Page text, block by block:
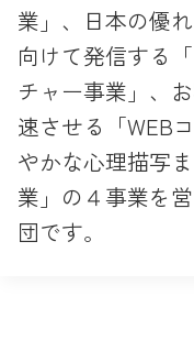
業」、日本の優
向けて発信する
チャー事業」、
速させる「WEB
やかな心理描写
業」の４事業を
団です。